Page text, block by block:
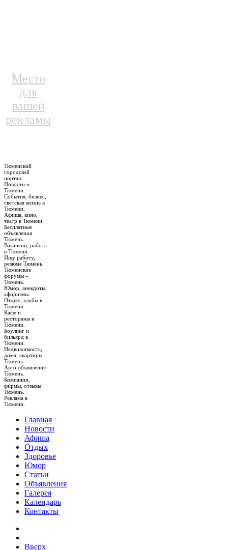
Место
для
вашей
рекламы
Тюменский
городской
портал.
Новости в
Тюмени.
События, бизнес,
светская жизнь в
Тюмени.
Афиша, кино,
театр в Тюмени.
Бесплатные
объявления
Тюмень.
Вакансии, работа
в Тюмени.
Ищу работу,
резюме Тюмень.
Тюменские
форумы –
Тюмень.
Юмор, анекдоты,
афоризмы.
Отдых, клубы в
Тюмени.
Кафе и
рестораны в
Тюмени.
Боулинг и
бильярд в
Тюмени.
Недвижимость,
дома, квартиры
Тюмень.
Авто объявления
Тюмень.
Компании,
фирмы, отзывы
Тюмень.
Реклама в
Тюмени.
Главная
Новости
Афиша
Отдых
Здоровье
Юмор
Статьи
Объявления
Галерея
Календарь
Контакты
Вверх